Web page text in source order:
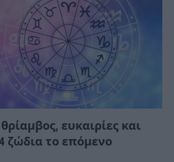
ευκαιρίες και
ζώδια το επόμενο